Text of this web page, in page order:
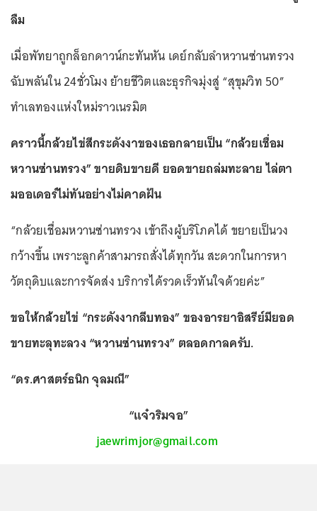
ลืม
เมื่อพัทยาถูกล็อกดาวน์กะทันหัน เดย์กลับลำหวานซ่านทรวง
ฉับพลันใน 24ชั่วโมง ย้ายชีวิตและธุรกิจมุ่งสู่ “สุขุมวิท 50”
ทำเลทองแห่งใหม่ราวเนรมิต
คราวนี้กล้วยไข่สีกระดังงาของเธอกลายเป็น “กล้วยเชื่อม
หวานซ่านทรวง” ขายดิบขายดี ยอดขายถล่มทะลาย ไล่ตา
มออเดอร์ไม่ทันอย่างไม่คาดฝัน
“กล้วยเชื่อมหวานซ่านทรวง เข้าถึงผู้บริโภคได้ ขยายเป็นวง
กว้างขึ้น เพราะลูกค้าสามารถสั่งได้ทุกวัน สะดวกในการหา
วัตถุดิบและการจัดส่ง บริการได้รวดเร็วทันใจด้วยค่ะ”
ขอให้กล้วยไข่ “กระดังงากลีบทอง” ของอารยาอิสรีย์มียอด
ขายทะลุทะลวง “หวานซ่านทรวง” ตลอดกาลครับ.
“ดร.ศาสตร์ธนิก จุลมณี”
‘‘แจ๋วริมจอ’’
jaewrimjor@gmail.com